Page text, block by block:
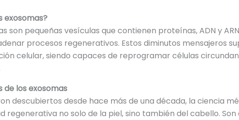
exosomas?
son pequeñas vesículas que contienen proteínas, ADN y
procesos regenerativos. Estos diminutos mensajeros
celular, siendo capaces de reprogramar células
de los exosomas
descubiertos desde hace más de una década, la ciencia
regenerativa no solo de la piel, sino también del cabello.